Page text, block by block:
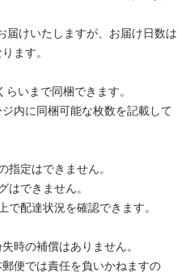
届けいたしますが、お届け日数は
ます。
いまで同梱できます。
内に同梱可能な枚数を記載して
指定はできません。
はできません。
で配達状況を確認できます。
時の補償はありません。
便では責任を負いかねますの